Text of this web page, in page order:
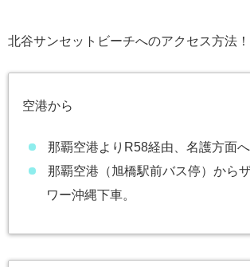
北谷サンセットビーチへのアクセス方法！
空港から
那覇空港よりR58経由、名護方面
那覇空港（旭橋駅前バス停）から
ワー沖縄下車。